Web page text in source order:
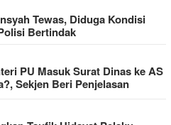
Tewas, Diduga Kondisi
Bertindak
PU Masuk Surat Dinas ke AS
Sekjen Beri Penjelasan